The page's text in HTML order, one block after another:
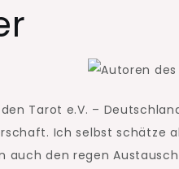
Tarot e.V. –
Ich selbst schätze
auch den regen